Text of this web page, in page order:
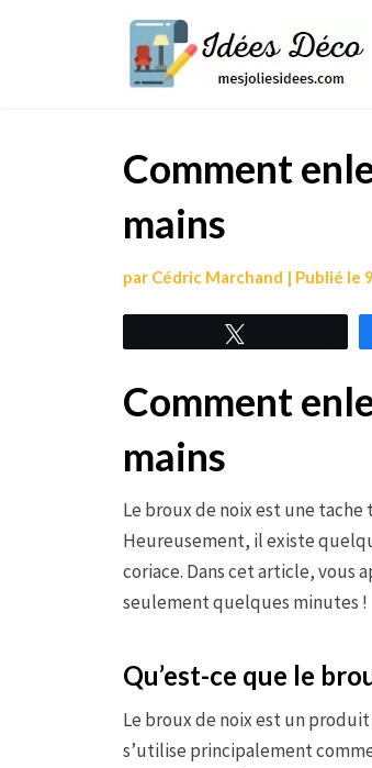
Comment
mains
par Cédric Marchand | Publié le
Comment
mains
Le broux de noix est une
Heureusement, il existe
coriace. Dans cet article, vous
seulement quelques minutes !
Qu’est-ce que le
Le broux de noix est un
s’utilise principalement